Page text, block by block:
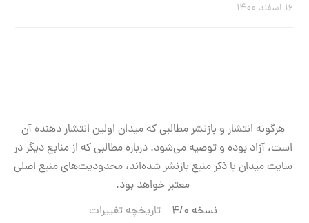
۱۶ اسفند ۱۴۰۰
هرگونه انتشار و بازنشر مطالبی که میدان اولین انتشار دهنده آن
است، آزاد بوده و توصیه می‌شود. درباره مطالبی که از منابع دیگر در
سایت میدان با ذکر منبع بازنشر شده‌اند، محدودیت‌های منبع اصلی
معتبر خواهد بود.
نسخه ۴/۰ –
تاریخچه تغییرات